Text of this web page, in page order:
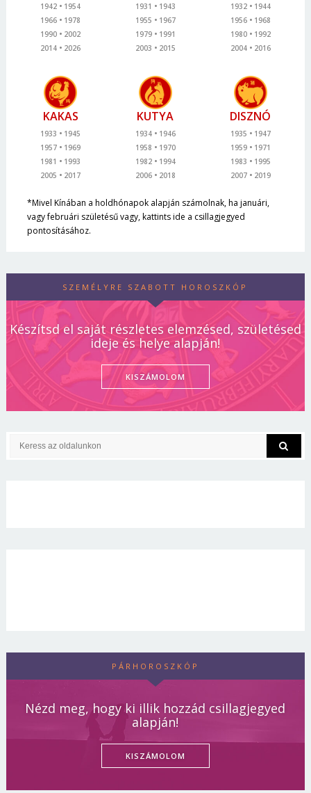
1942
1954
1966
1978
1990
2002
2014
2026
1931
1943
1955
1967
1979
1991
2003
2015
1932
1944
1956
1968
1980
1992
2004
2016
KAKAS
1933
1945
1957
1969
1981
1993
2005
2017
KUTYA
1934
1946
1958
1970
1982
1994
2006
2018
DISZNÓ
1935
1947
1959
1971
1983
1995
2007
2019
*Mivel Kínában a holdhónapok alapján számolnak, ha januári,
vagy februári születésű vagy, kattints ide a csillagjegyed
pontosításához.
SZEMÉLYRE SZABOTT HOROSZKÓP
Készítsd el saját részletes elemzésed, születésed
ideje és helye alapján!
KISZÁMOLOM
PÁRHOROSZKÓP
Nézd meg, hogy ki illik hozzád csillagjegyed
alapján!
KISZÁMOLOM